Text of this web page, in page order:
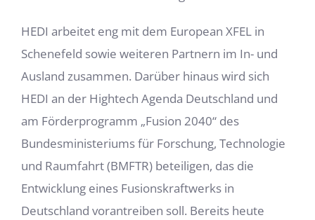
HEDI arbeitet eng mit dem European XFEL in
Schenefeld sowie weiteren Partnern im In- und
Ausland zusammen. Darüber hinaus wird sich
HEDI an der Hightech Agenda Deutschland und
am Förderprogramm „Fusion 2040“ des
Bundesministeriums für Forschung, Technologie
und Raumfahrt (BMFTR) beteiligen, das die
Entwicklung eines Fusionskraftwerks in
Deutschland vorantreiben soll. Bereits heute